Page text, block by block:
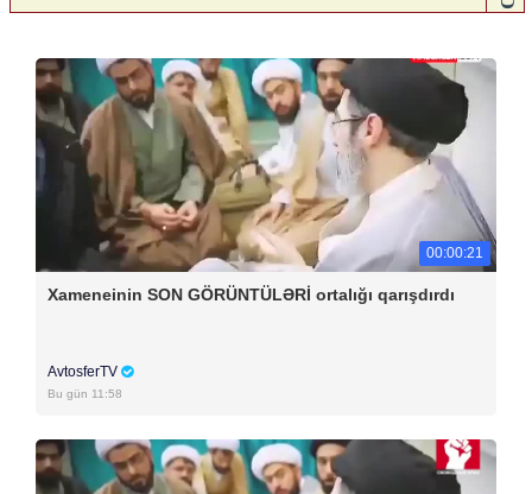
00:00:21
Xameneinin SON GÖRÜNTÜLƏRİ ortalığı qarışdırdı
AvtosferTV
Bu gün 11:58